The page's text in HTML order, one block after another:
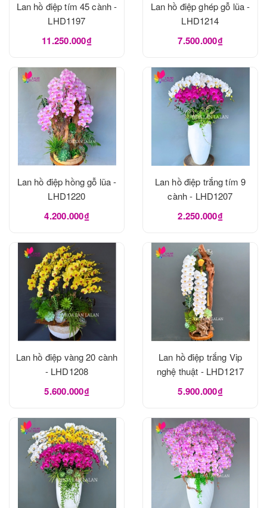
Lan hồ điệp tím 45 cành -
LHD1197
11.250.000₫
Lan hồ điệp ghép gỗ lũa -
LHD1214
7.500.000₫
Lan hồ điệp hồng gỗ lũa -
LHD1220
4.200.000₫
Lan hồ điệp trắng tím 9
cành - LHD1207
2.250.000₫
Lan hồ điệp vàng 20 cành
- LHD1208
5.600.000₫
Lan hồ điệp trắng Vip
nghệ thuật - LHD1217
5.900.000₫